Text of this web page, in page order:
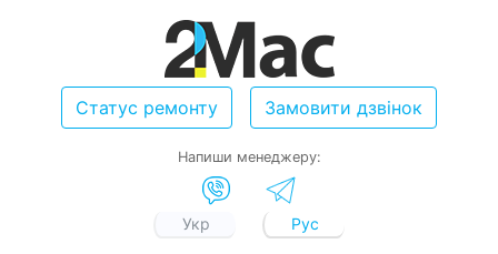
Статус ремонту Замовити дзвінок
Напиши менеджеру:
Укр Рус